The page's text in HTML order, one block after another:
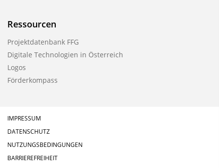
Ressourcen
Projektdatenbank FFG
Digitale Technologien in Österreich
Logos
Förderkompass
IMPRESSUM
DATENSCHUTZ
NUTZUNGSBEDINGUNGEN
BARRIEREFREIHEIT